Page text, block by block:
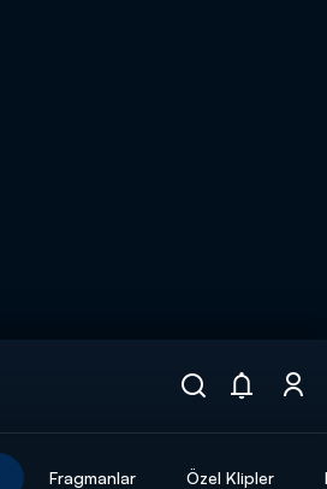
Fragmanlar Özel Klipler